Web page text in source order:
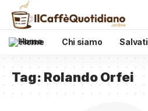
Home Chi siamo Salvati
Tag: Rolando Orfei